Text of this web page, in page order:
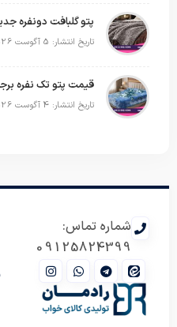
تاریخ انتشار: 5 آگوست 2026
تاریخ انتشار: 4 آگوست 2026
شماره تماس:
09125824399